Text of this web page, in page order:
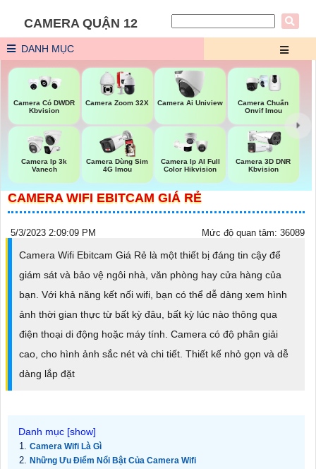
CAMERA QUẬN 12
DANH MỤC
Camera Có DWDR
Kbvision
Camera Zoom 32X Camera Ai Uniview
Camera Chuẩn
Onvif Imou
Camera Ip 3k
Vanech
Camera Dùng Sim
4G Imou
Camera Ip AI Full
Color Hikvision
Camera 3D DNR
Kbvision
CAMERA WIFI EBITCAM GIÁ RẺ
5/3/2023 2:09:09 PM Mức độ quan tâm: 36089
Camera Wifi Ebitcam Giá Rẻ là một thiết bị đáng tin cậy để
giám sát và bảo vệ ngôi nhà, văn phòng hay cửa hàng của
bạn. Với khả năng kết nối wifi, bạn có thể dễ dàng xem hình
ảnh thời gian thực từ bất kỳ đâu, bất kỳ lúc nào thông qua
điện thoại di động hoặc máy tính. Camera có độ phân giải
cao, cho hình ảnh sắc nét và chi tiết. Thiết kế nhỏ gọn và dễ
dàng lắp đặt
Camera Wifi Là Gì
Những Ưu Điểm Nổi Bật Của Camera Wifi